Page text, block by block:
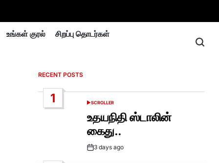
உங்கள் குரல் சிறப்பு தொடர்கள்
RECENT POSTS
1
POSTED
SCROLLER
உதயநிதி ஸ்டாலின்
கைது..
Post3 days ago